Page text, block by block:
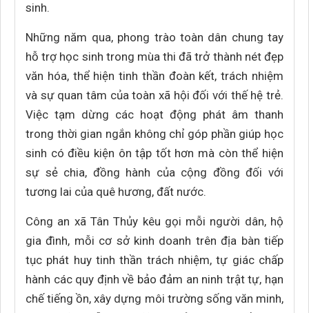
sinh.
Những năm qua, phong trào toàn dân chung tay
hỗ trợ học sinh trong mùa thi đã trở thành nét đẹp
văn hóa, thể hiện tinh thần đoàn kết, trách nhiệm
và sự quan tâm của toàn xã hội đối với thế hệ trẻ.
Việc tạm dừng các hoạt động phát âm thanh
trong thời gian ngắn không chỉ góp phần giúp học
sinh có điều kiện ôn tập tốt hơn mà còn thể hiện
sự sẻ chia, đồng hành của cộng đồng đối với
tương lai của quê hương, đất nước.
Công an xã Tân Thủy kêu gọi mỗi người dân, hộ
gia đình, mỗi cơ sở kinh doanh trên địa bàn tiếp
tục phát huy tinh thần trách nhiệm, tự giác chấp
hành các quy định về bảo đảm an ninh trật tự, hạn
chế tiếng ồn, xây dựng môi trường sống văn minh,